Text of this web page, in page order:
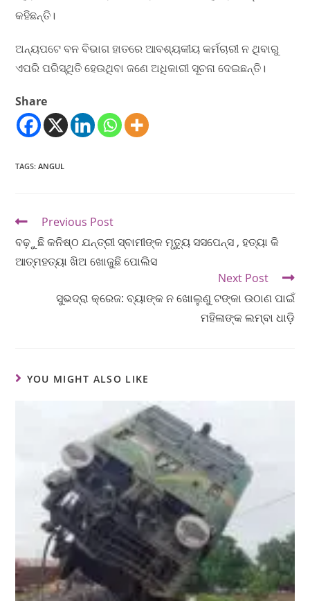
କହିଛନ୍ତି।
ଅନ୍ୟପଟେ ବନ ବିଭାଗ ହାତରେ ଆବଶ୍ୟକୀୟ କର୍ମଚାରୀ ନ ଥିବାରୁ
ଏପରି ପରିସ୍ଥିତି ହେଉଥିବା ଜଣେ ଅଧିକାରୀ ସୂଚନା ଦେଇଛନ୍ତି।
Share
TAGS:ANGUL
Previous Post
ବଢ଼ୁଛି କନିଷ୍ଠ ଯନ୍ତ୍ରୀ ସ୍ବାମୀଙ୍କ ମୃତ୍ୟୁ ସସପେନ୍ସ , ହତ୍ୟା କି
ଆତ୍ମହତ୍ୟା ଖିଅ ଖୋଜୁଛି ପୋଲିସ
Next Post
ସୁଭଦ୍ରା କ୍ରେଜ: ବ୍ୟାଙ୍କ ନ ଖୋଲୁଣୁ ଟଙ୍କା ଉଠାଣ ପାଇଁ
ମହିଳାଙ୍କ ଲମ୍ବା ଧାଡ଼ି
YOU MIGHT ALSO LIKE